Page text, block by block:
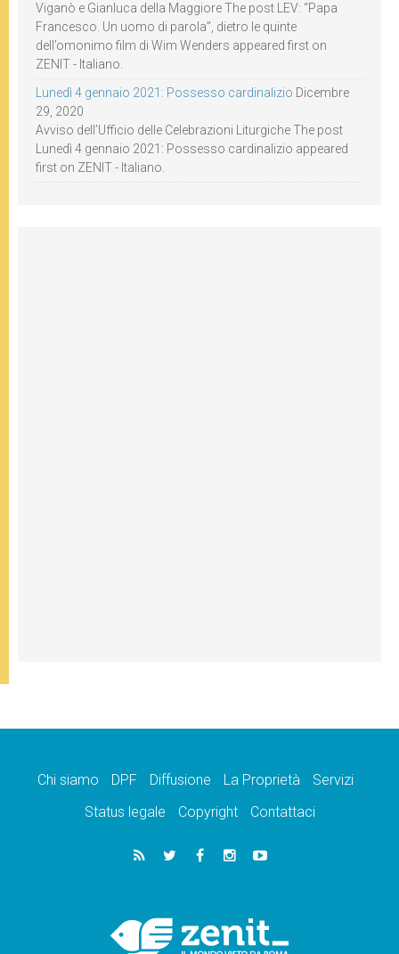
Viganò e Gianluca della Maggiore The post LEV: “Papa
Francesco. Un uomo di parola”, dietro le quinte
dell’omonimo film di Wim Wenders appeared first on
ZENIT - Italiano.
Lunedì 4 gennaio 2021: Possesso cardinalizio Dicembre
29, 2020
Avviso dell’Ufficio delle Celebrazioni Liturgiche The post
Lunedì 4 gennaio 2021: Possesso cardinalizio appeared
first on ZENIT - Italiano.
Chi siamo DPF Diffusione La Proprietà
Servizi
Status legale
Copyright Contattaci